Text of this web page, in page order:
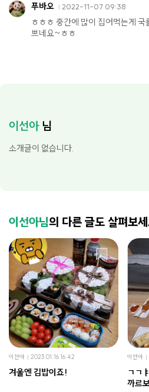
푸바오 2022-11-07 09:38
ㅎㅎㅎ 중간에 많이 집어먹는게 국
쁘네요~ㅎㅎ
이선아님
소개글이 없습니다.
이선아님의 다른 글도 살펴보
이선아 2023.01.16 16:42
겨울엔 김밥이죠!
이선아
ㄱㄱ
까르